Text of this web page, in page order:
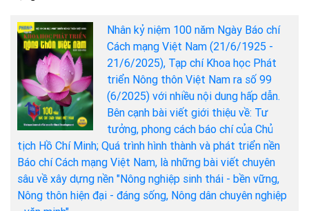
Nhân kỷ niệm 100 năm Ngày Báo chí
Cách mạng Việt Nam (21/6/1925 -
21/6/2025), Tạp chí Khoa học Phát
triển Nông thôn Việt Nam ra số 99
(6/2025) với nhiều nội dung hấp dẫn.
Bên cạnh bài viết giới thiệu về: Tư
tưởng, phong cách báo chí của Chủ
tịch Hồ Chí Minh; Quá trình hình thành và phát triển nền
Báo chí Cách mạng Việt Nam, là những bài viết chuyên
sâu về xây dựng nền "Nông nghiệp sinh thái - bền vững,
Nông thôn hiện đại - đáng sống, Nông dân chuyên nghiệp